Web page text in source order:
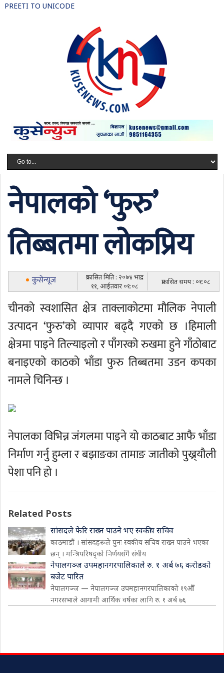
PREETI TO UNICODE
नेपालको ‘फुरु’
तिब्बतमा लोकप्रिय
कुसेन्यूज
प्रकासित मिति : २०७४ भाद्र
११, आईतवार ०१:०८
प्रकासित समय : ०१:०८
चीनको स्वशासित क्षेत्र ताक्लाकोटमा मौलिक नेपाली
उत्पादन ‘फुरु’को व्यापार बढ्दै गएको छ ।हिमाली
क्षेत्रमा पाइने तिल्याइलो र पाँगरको रुखमा हुने गाँठोबाट
बनाइएको काठको भाँडा फुरु तिब्बतमा उडन कपका
नामले चिनिन्छ ।
नेपालका विभिन्न जंगलमा पाइने यो काठबाट आफै भाँडा
निर्माण गर्नु हुम्ला र बझाङका तामाङ जातीको पुख्र्यौली
पेशा पनि हो ।
Related Posts
सांसदले फेरि राख्न पाउने भए स्वकीय सचिव
काठमाडौं । सांसदहरूले पुनः स्वकीय सचिव राख्न पाउने भएका
छन् । मन्त्रिपरिषद्को निर्णयसँगै संघीय
नेपालगञ्ज उपमहानगरपालिकाले रु. १ अर्ब ७६ करोडको
बजेट पारित
नेपालगञ्ज — नेपालगञ्ज उपमहानगरपालिकाको १९औँ
नगरसभाले आगामी आर्थिक वर्षका लागि रु. १ अर्ब ७६